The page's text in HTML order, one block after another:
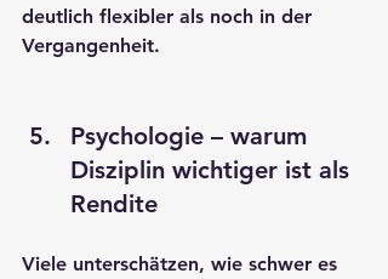
deutlich flexibler als noch in der
Vergangenheit.
Psychologie – warum
Disziplin wichtiger ist als
Rendite
Viele unterschätzen, wie schwer es